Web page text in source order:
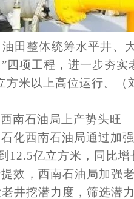
田整体统筹水平井、
四项工程，进一步夯
方米以上高位运行。（
南石油局上产势头旺
化西南石油局通过加
12.5亿立方米，同比
效，西南石油局加强
井挖潜力度，筛选潜